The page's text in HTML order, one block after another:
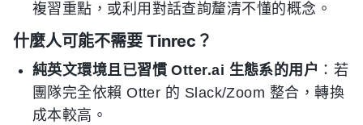
複習重點，或利用對話查詢釐清不懂的概念。
什麼人可能不需要 Tinrec？
純英文環境且已習慣 Otter.ai 生態系的用户 ：若
團隊完全依賴 Otter 的 Slack/Zoom 整合，轉換
成本較高。